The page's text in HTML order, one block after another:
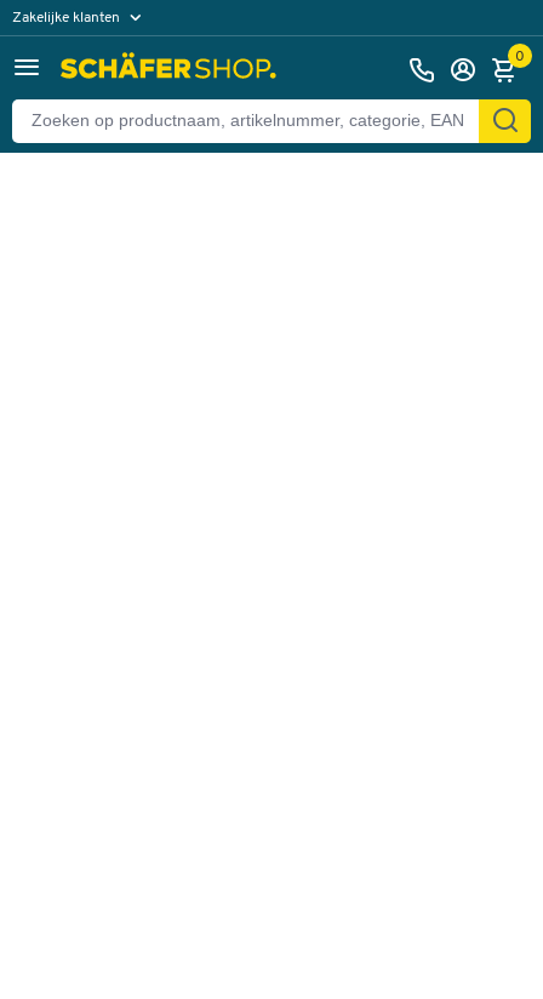
Zakelijke klanten
Particuliere klanten 0
Terug